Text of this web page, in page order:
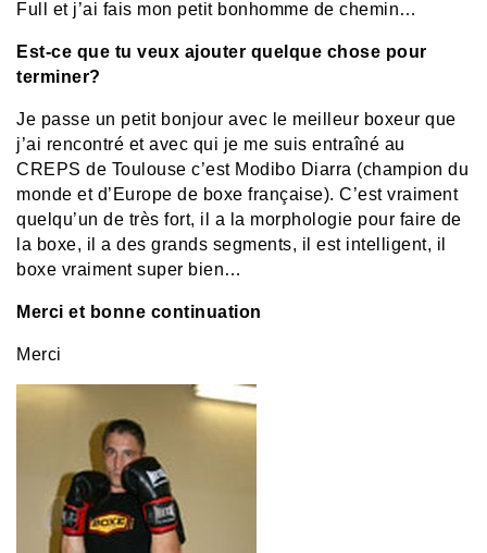
Full et j’ai fais mon petit bonhomme de chemin…
Est-ce que tu veux ajouter quelque chose pour
terminer?
Je passe un petit bonjour avec le meilleur boxeur que
j’ai rencontré et avec qui je me suis entraîné au
CREPS de Toulouse c’est Modibo Diarra (champion du
monde et d’Europe de boxe française). C’est vraiment
quelqu’un de très fort, il a la morphologie pour faire de
la boxe, il a des grands segments, il est intelligent, il
boxe vraiment super bien…
Merci et bonne continuation
Merci